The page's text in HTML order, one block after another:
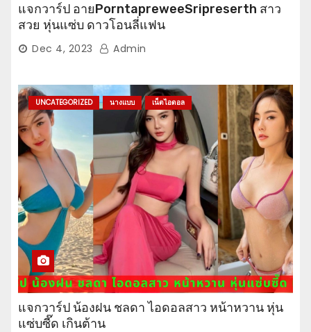
แจกวาร์ป อายPorntapreweeSripreserth สาว
สวย หุ่นแซ่บ ดาวโอนลี่แฟน
Dec 4, 2023 Admin
UNCATEGORIZED นางแบบ เน็ตไอดอล
แจกวาร์ป น้องฝน ชลดา ไอดอลสาว หน้าหวาน หุ่น
แซ่บซี๊ด เกินต้าน